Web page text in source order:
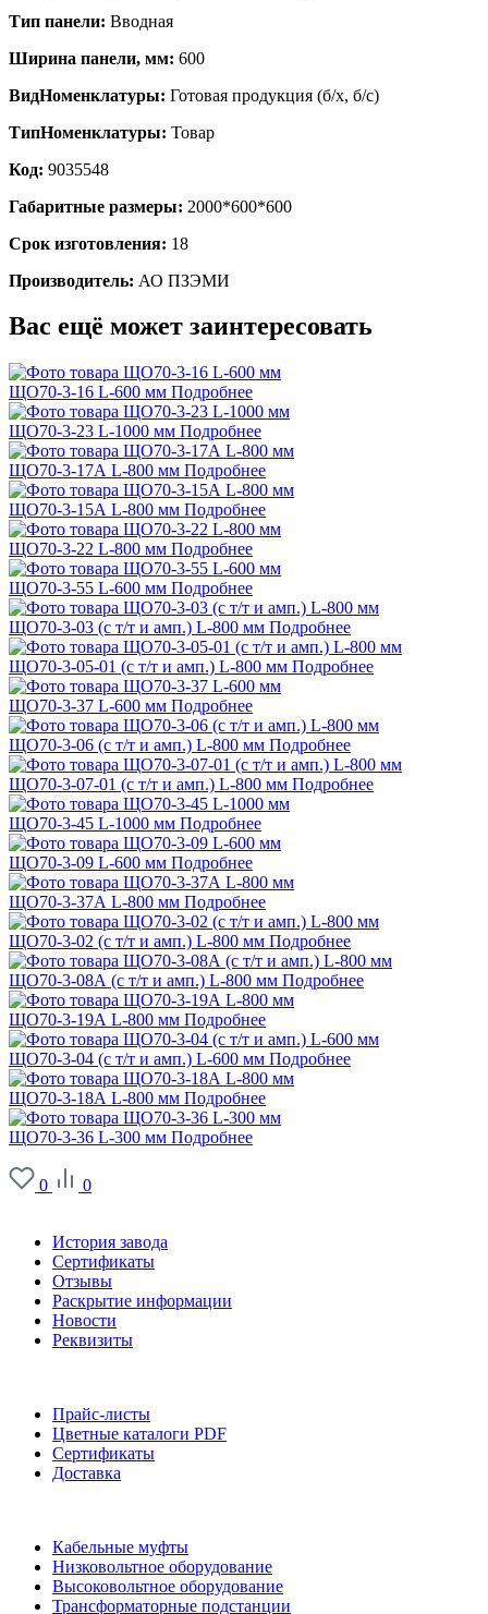
Тип панели: Вводная
Ширина панели, мм: 600
ВидНоменклатуры: Готовая продукция (б/х, б/с)
ТипНоменклатуры: Товар
Код: 9035548
Габаритные размеры: 2000*600*600
Срок изготовления: 18
Производитель: АО ПЗЭМИ
Вас ещё может заинтересовать
ЩО70-3-16 L-600 мм Подробнее
ЩО70-3-23 L-1000 мм Подробнее
ЩО70-3-17А L-800 мм Подробнее
ЩО70-3-15А L-800 мм Подробнее
ЩО70-3-22 L-800 мм Подробнее
ЩО70-3-55 L-600 мм Подробнее
ЩО70-3-03 (с т/т и амп.) L-800 мм Подробнее
ЩО70-3-05-01 (с т/т и амп.) L-800 мм Подробнее
ЩО70-3-37 L-600 мм Подробнее
ЩО70-3-06 (с т/т и амп.) L-800 мм Подробнее
ЩО70-3-07-01 (с т/т и амп.) L-800 мм Подробнее
ЩО70-3-45 L-1000 мм Подробнее
ЩО70-3-09 L-600 мм Подробнее
ЩО70-3-37А L-800 мм Подробнее
ЩО70-3-02 (с т/т и амп.) L-800 мм Подробнее
ЩО70-3-08А (с т/т и амп.) L-800 мм Подробнее
ЩО70-3-19А L-800 мм Подробнее
ЩО70-3-04 (с т/т и амп.) L-600 мм Подробнее
ЩО70-3-18А L-800 мм Подробнее
ЩО70-3-36 L-300 мм Подробнее
0
0
История завода
Сертификаты
Отзывы
Раскрытие информации
Новости
Реквизиты
Прайс-листы
Цветные каталоги PDF
Сертификаты
Доставка
Кабельные муфты
Низковольтное оборудование
Высоковольтное оборудование
Трансформаторные подстанции